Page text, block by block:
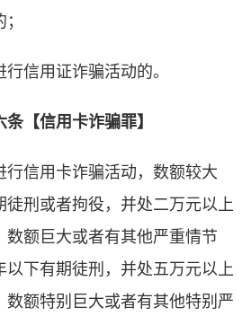
的；
行信用证诈骗活动的。
【信用卡诈骗罪】
行信用卡诈骗活动，数额较大
徒刑或者拘役，并处二万元以上
数额巨大或者有其他严重情节
以下有期徒刑，并处五万元以上
数额特别巨大或者有其他特别严